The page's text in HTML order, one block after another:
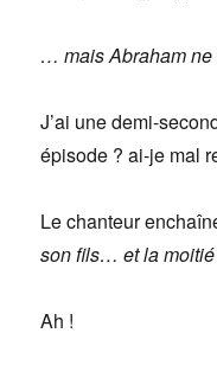
… mais Abraham ne
J’ai une demi-
épisode ? ai-je mal
Le chanteur
son fils… et la moitié
Ah !